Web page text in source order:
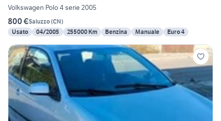
Volkswagen Polo 4 serie 2005
800 €Saluzzo(CN)
Usato
04/2005 255000 Km Benzina Manuale Euro 4